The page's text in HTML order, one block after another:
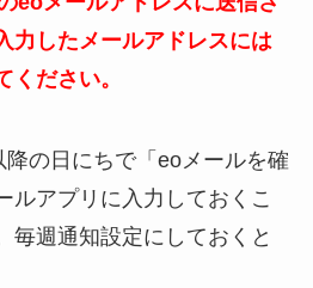
力したメールアドレスには
ください。
の日にちで「eoメールを確
ルアプリに入力しておくこ
毎週通知設定にしておくと